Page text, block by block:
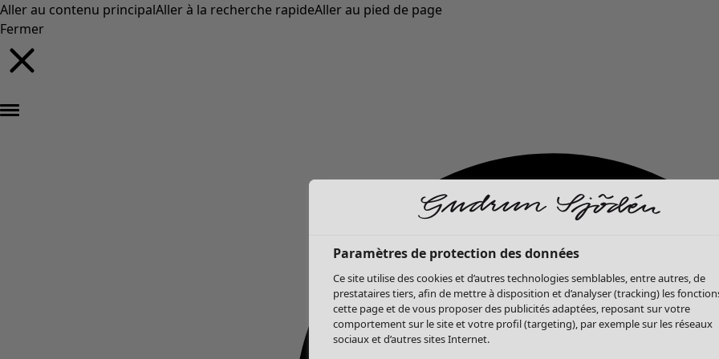
Aller au contenu principalAller à la recherche rapideAller au pied de page
Fermer
Paramètres de protection des données
Ce site utilise des cookies et d’autres technologies semblables, entre autres, de
prestataires tiers, afin de mettre à disposition et d’analyser (tracking) les
cette page et de vous proposer des publicités adaptées, reposant sur votre
comportement sur le site et votre profil (targeting), par exemple sur les réseaux
sociaux et d’autres sites Internet.